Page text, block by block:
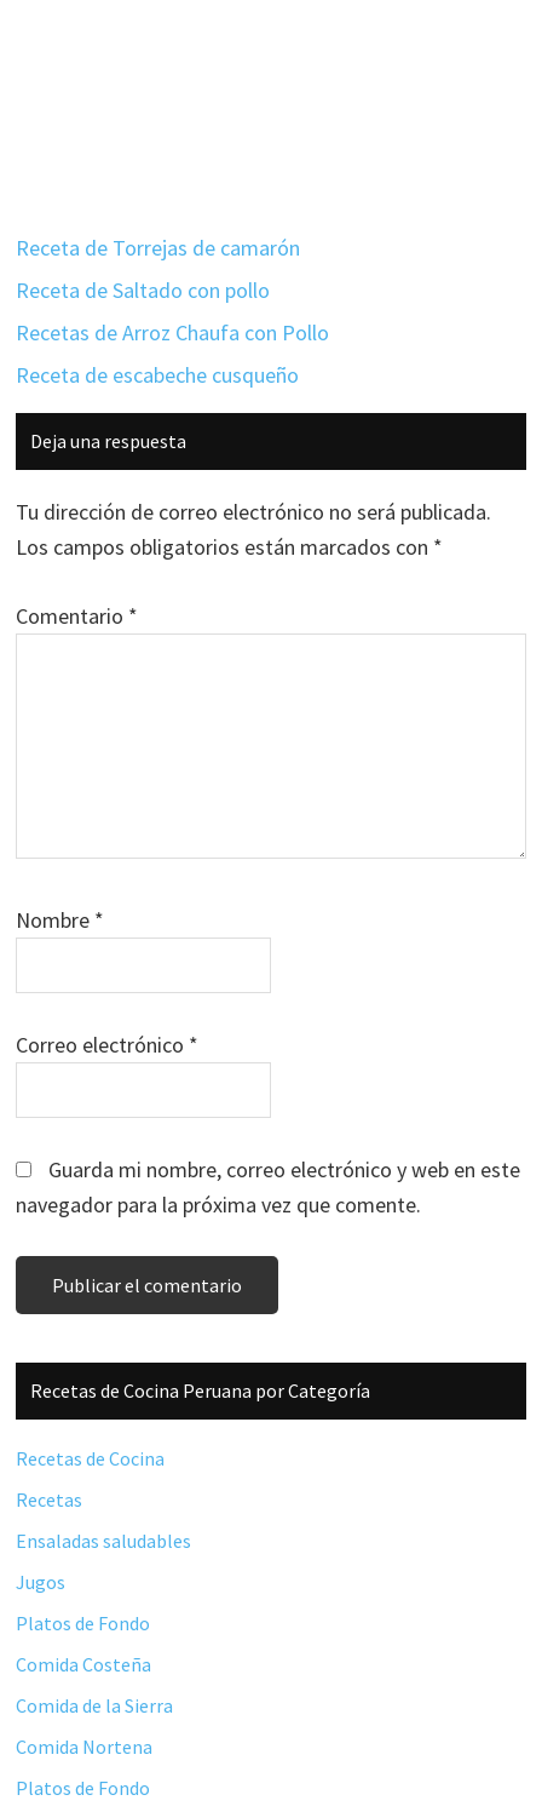
Receta de Torrejas de camarón
Receta de Saltado con pollo
Recetas de Arroz Chaufa con Pollo
Receta de escabeche cusqueño
Interacciones
con
los
lectores
Deja una respuesta
Tu dirección de correo electrónico no será publicada.
Los campos obligatorios están marcados con *
Comentario *
Nombre *
Correo electrónico *
Guarda mi nombre, correo electrónico y web en este
navegador para la próxima vez que comente.
Barra
lateral
principal
Recetas de Cocina Peruana por Categoría
Recetas de Cocina
Recetas
Ensaladas saludables
Jugos
Platos de Fondo
Comida Costeña
Comida de la Sierra
Comida Nortena
Platos de Fondo